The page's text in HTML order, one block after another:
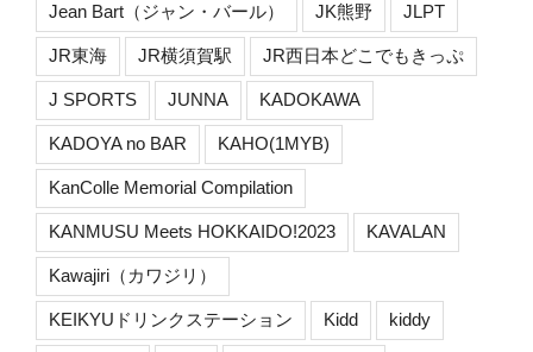
Jean Bart（ジャン・バール） JK熊野 JLPT
JR東海 JR横須賀駅 JR西日本どこでもきっぷ
J SPORTS JUNNA KADOKAWA
KADOYA no BAR KAHO(1MYB)
KanColle Memorial Compilation
KANMUSU Meets HOKKAIDO!2023 KAVALAN
Kawajiri（カワジリ）
KEIKYUドリンクステーション Kidd kiddy